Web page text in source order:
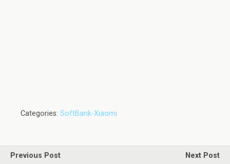
Categories: SoftBank-Xiaomi
Previous Post
Next Post